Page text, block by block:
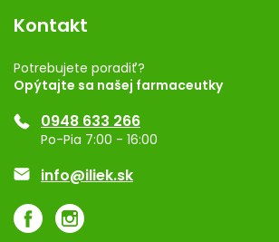
Rozhodnutie na prevádzku
Registrácia
Ponuka pre firmy
Značky
Kontakt
Potrebujete poradiť?
Opýtajte sa našej farmaceutky
0948 633 266
Po-Pia 7:00 - 16:00
info@iliek.sk